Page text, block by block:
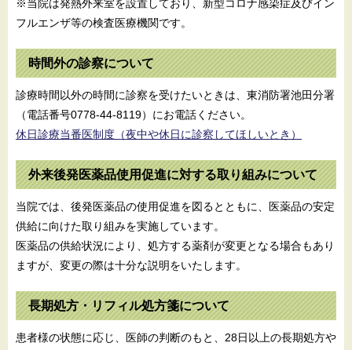
※当院は発熱外来室を設置しており、新型コロナ感染症及びイン
フルエンザ等の検査医療機関です。
時間外の診察について
診療時間以外の時間に診察を受けたいときは、東消防署池田分署
（電話番号0778-44-8119）にお電話ください。
休日診療当番医制度（夜中や休日に診察してほしいとき）
外来後発医薬品使用促進に対する取り組みについて
当院では、後発医薬品の使用促進を図るとともに、医薬品の安定
供給に向けた取り組みを実施しています。
医薬品の供給状況により、処方する薬剤が変更となる場合もあり
ますが、変更の際は十分な説明をいたします。
長期処方・リフィル処方箋について
患者様の状態に応じ、医師の判断のもと、28日以上の長期処方や